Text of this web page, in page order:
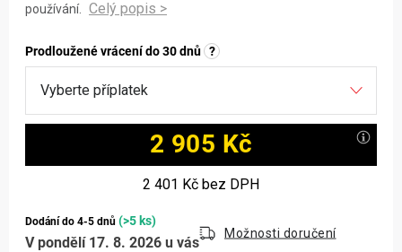
používání.
Prodloužené vrácení do 30 dnů ?
2 905 Kč
2 401 Kč bez DPH
Dodání do 4-5 dnů (>5 ks)
V pondělí 17. 8. 2026 u vás
Možnosti doručení